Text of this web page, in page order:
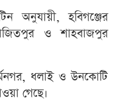
অনুযায়ী, হবিগঞ্জের
ও শাহবাজপুর
ধলাই ও উনকোটি
গেছে।